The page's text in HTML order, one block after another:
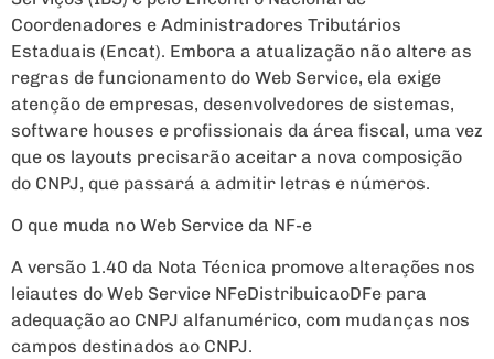
Coordenadores e Administradores Tributários
Estaduais (Encat). Embora a atualização não altere as
regras de funcionamento do Web Service, ela exige
atenção de empresas, desenvolvedores de sistemas,
software houses e profissionais da área fiscal, uma vez
que os layouts precisarão aceitar a nova composição
do CNPJ, que passará a admitir letras e números.
O que muda no Web Service da NF-e
A versão 1.40 da Nota Técnica promove alterações nos
leiautes do Web Service NFeDistribuicaoDFe para
adequação ao CNPJ alfanumérico, com mudanças nos
campos destinados ao CNPJ.